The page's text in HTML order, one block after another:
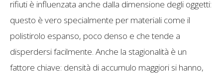
rifiuti è influenzata anche dalla dimensione degli oggetti:
questo è vero specialmente per materiali come il
polistirolo espanso, poco denso e che tende a
disperdersi facilmente. Anche la stagionalità è un
fattore chiave: densità di accumulo maggiori si hanno,